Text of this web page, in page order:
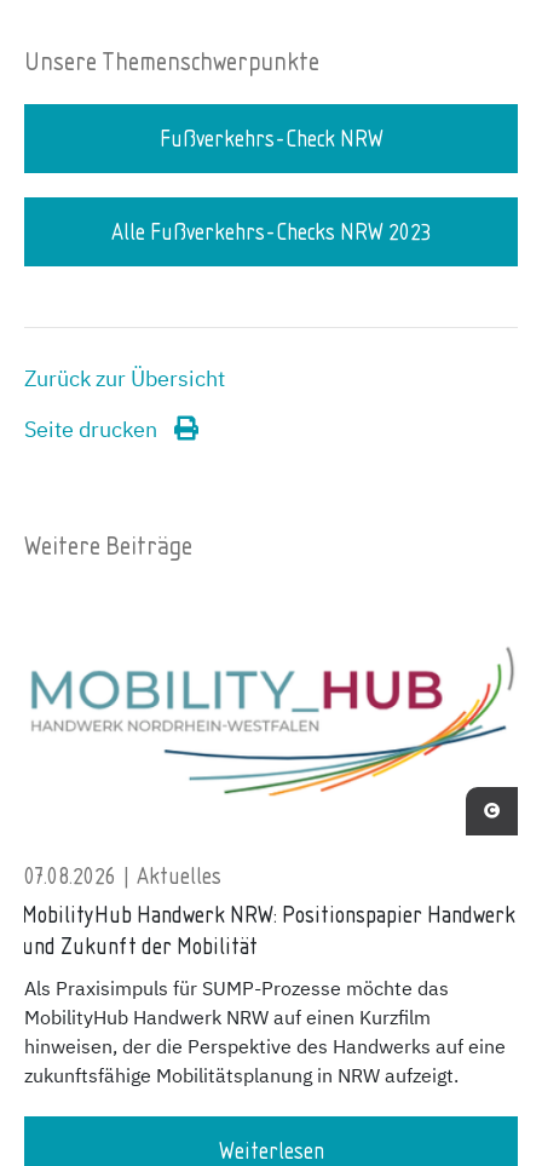
Unsere Themenschwerpunkte
Fußverkehrs-Check NRW
Alle Fußverkehrs-Checks NRW 2023
Zurück zur Übersicht
Seite drucken
Weitere Beiträge
07.08.2026 | Aktuelles
MobilityHub Handwerk NRW: Positionspapier Handwerk
und Zukunft der Mobilität
Als Praxisimpuls für SUMP-Prozesse möchte das
MobilityHub Handwerk NRW auf einen Kurzfilm
hinweisen, der die Perspektive des Handwerks auf eine
zukunftsfähige Mobilitätsplanung in NRW aufzeigt.
Weiterlesen